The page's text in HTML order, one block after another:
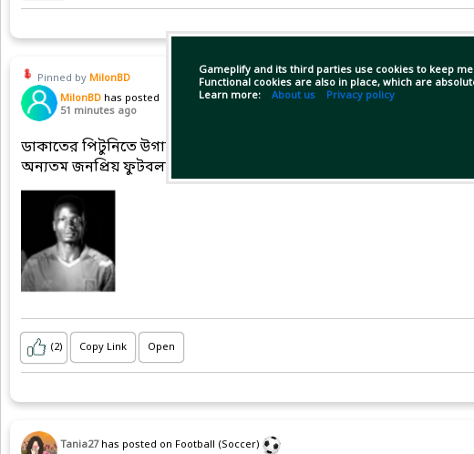
Gameplify and its third parties use cookies to keep
Functional cookies are also in place, which are
Learn more: About us Privacy policy
Pinned by MilonBD
MilonBD has posted
51 minutes ago
ডাকাতের পিটুনিতে উগান্ডার জনপ্রিয় ফুটবলারের মর্মান্তিক মৃত্যু।
অন্যতম জনপ্রিয় ফুটবলার ডেভিড ওয়োরি। ২৭ বছর বয়সী এ ফুটবলারের
(2) Copy Link Open
Tania27 has posted on Football (Soccer)